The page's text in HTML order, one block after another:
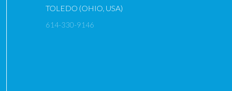
TOLEDO (OHIO, USA)
614-330-9146